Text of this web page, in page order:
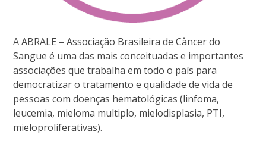
A ABRALE – Associação Brasileira de Câncer do
Sangue é uma das mais conceituadas e importantes
associações que trabalha em todo o país para
democratizar o tratamento e qualidade de vida de
pessoas com doenças hematológicas (linfoma,
leucemia, mieloma multiplo, mielodisplasia, PTI,
mieloproliferativas).